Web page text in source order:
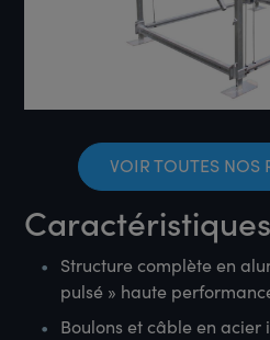
VOIR TOUTES NOS
Caractéristiques
Structure complète en
pulsé » haute
Boulons et câble en acier